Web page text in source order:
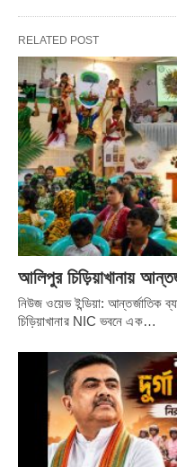
RELATED POST
আলিপুর চিড়িয়াখানায়
নিউজ ওয়েভ ইন্ডিয়া: আন্তর্জাতিক
চিড়িয়াখানার NIC ভবনে এক…